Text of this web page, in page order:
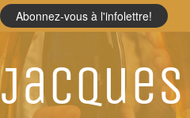
Abonnez-vous à l'infolettre!